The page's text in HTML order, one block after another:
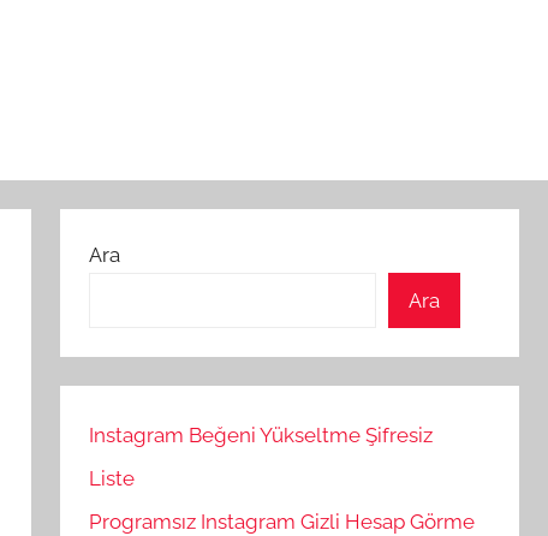
Ara
Ara
Instagram Beğeni Yükseltme Şifresiz
Liste
Programsız Instagram Gizli Hesap Görme